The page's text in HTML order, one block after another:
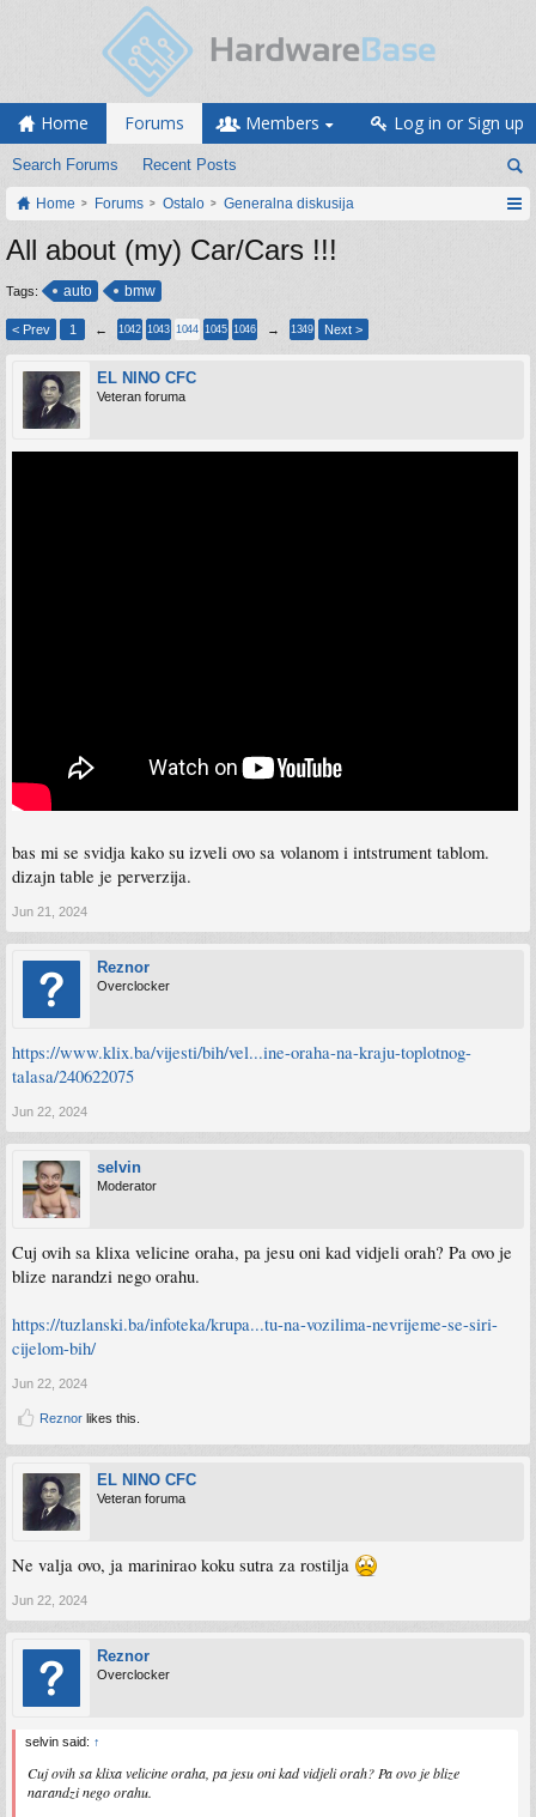
Home Forums
Search Forums Recent Posts
Members Log in or Sign up
Home Forums Ostalo Generalna diskusija
All about (my) Car/Cars !!!
Tags: auto bmw
< Prev 1 ← 1042 1043 1044 1045 1046 → 1349 Next >
EL NINO CFC
Veteran foruma
bas mi se svidja kako su izveli ovo sa volanom i intstrument tablom.
dizajn table je perverzija.
Jun 21, 2024
Reznor
Overclocker
https://www.klix.ba/vijesti/bih/vel...ine-oraha-na-kraju-toplotnog-
talasa/240622075
Jun 22, 2024
selvin
Moderator
Cuj ovih sa klixa velicine oraha, pa jesu oni kad vidjeli orah? Pa ovo je
blize narandzi nego orahu.
https://tuzlanski.ba/infoteka/krupa...tu-na-vozilima-nevrijeme-se-siri-
cijelom-bih/
Jun 22, 2024
Reznor likes this.
EL NINO CFC
Veteran foruma
Ne valja ovo, ja marinirao koku sutra za rostilja
Jun 22, 2024
Reznor
Overclocker
selvin said: ↑
Cuj ovih sa klixa velicine oraha, pa jesu oni kad vidjeli orah? Pa ovo je blize
narandzi nego orahu.